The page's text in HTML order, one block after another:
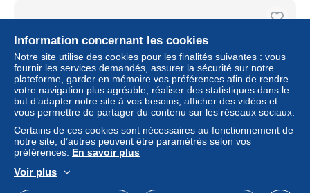
United Nations UNO UN Vereinte Nationen Vienna Wien
2016 Unesco World Heritage Czech Republic Mi.no. 925-
Information concernant les cookies
Notre site utilise des cookies pour les finalités suivantes : vous
fournir les services demandés, assurer la sécurité sur notre
plateforme, garder en mémoire vos préférences afin de rendre
votre navigation plus agréable, réaliser des statistiques dans le
but d’adapter notre site à vos besoins, afficher des vidéos et
vous permettre de partager du contenu sur les réseaux sociaux.
Certains de ces cookies sont nécessaires au fonctionnement de
notre site, d’autres peuvent être paramétrés selon vos
préférences. En savoir plus
Voir plus